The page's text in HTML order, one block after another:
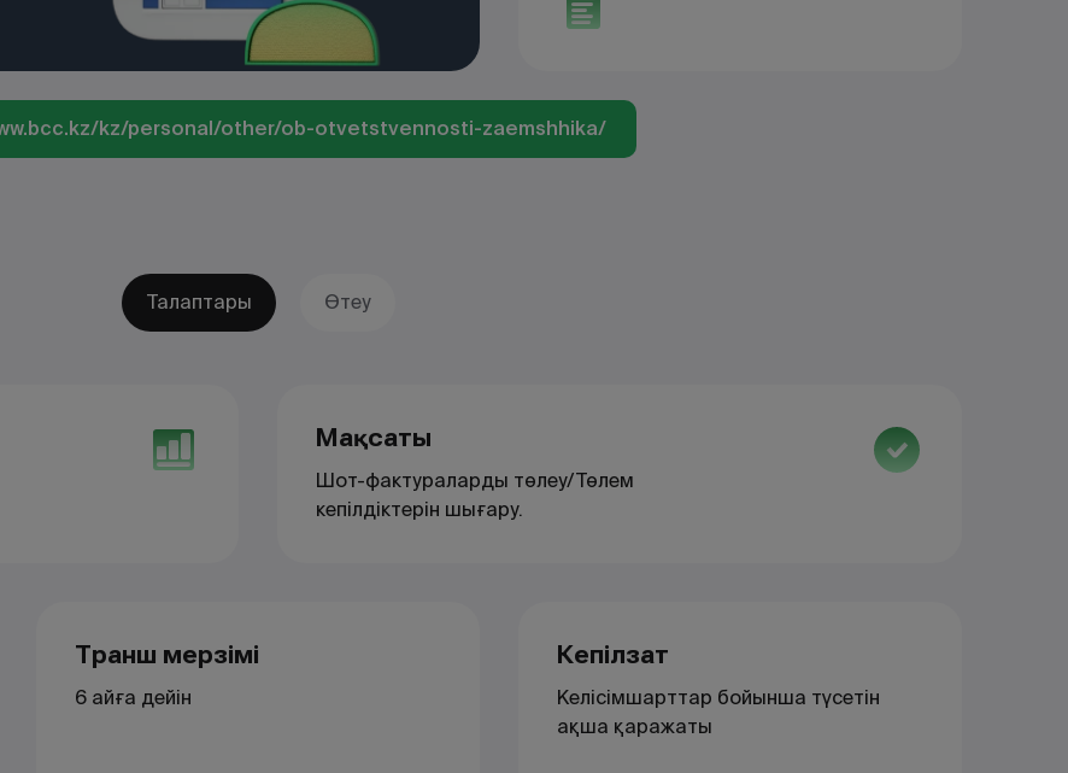
kz/personal/other/ob-otvetstvennosti-zaemshhika/
Талаптары Өтеу
Мақсаты
Шот-фактураларды төлеу/Төлем
кепілдіктерін шығару.
Транш мерзімі
6 айға дейін
Кепілзат
Келісімшарттар бойынша түсетін
ақша қаражаты